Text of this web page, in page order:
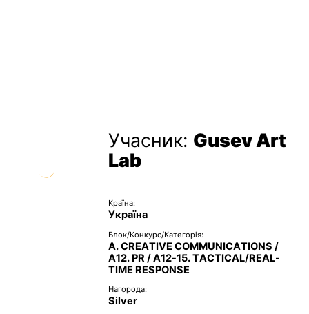
Учасник: Gusev Art
Lab
Країна:
Україна
Блок/Конкурс/Категорія:
A. CREATIVE COMMUNICATIONS /
A12. PR / A12-15. TACTICAL/REAL-
TIME RESPONSE
Нагорода:
Silver